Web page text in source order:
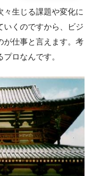
々生じる課題や変化に
いくのですから、ビジ
が仕事と言えます。考
ロなんです。